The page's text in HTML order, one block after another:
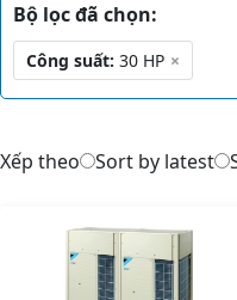
Bộ lọc đã chọn:
Công suất: 30 HP ×
Xếp theo Sort by latest